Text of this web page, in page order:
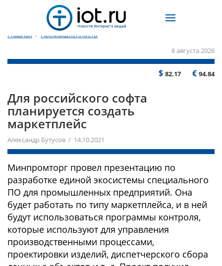
Главная / Промышленность
8 августа 2026
$ 82.17 € 94.84
Для российского софта
планируется создать
маркетплейс
Александр Бутусов / 14.10.2021
Минпромторг провел презентацию по
разработке единой экосистемы специального
ПО для промышленных предприятий. Она
будет работать по типу маркетплейса, и в ней
будут использоваться программы контроля,
которые используют для управления
производственными процессами,
проектировки изделий, диспетчерского сбора